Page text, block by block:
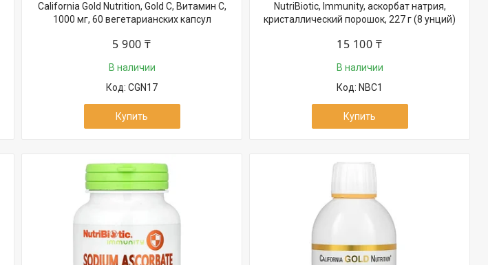
California Gold Nutrition, Gold C, Витамин C,
1000 мг, 60 вегетарианских капсул
5 900 ₸
В наличии
CGN17
Купить
NutriBiotic, Immunity, аскорбат натрия,
кристаллический порошок, 227 г (8 унций)
15 100 ₸
В наличии
NBC1
Купить